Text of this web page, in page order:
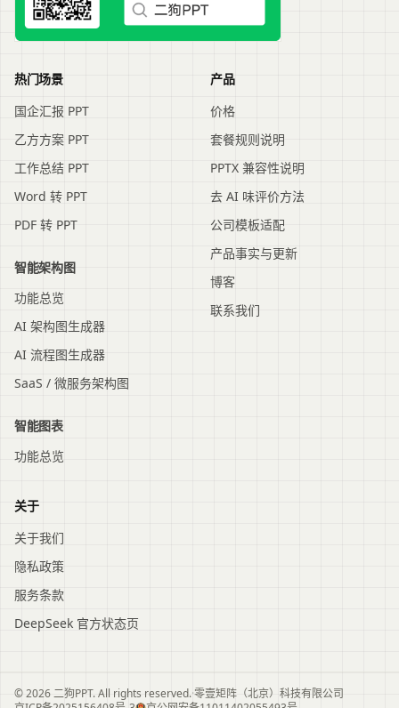
热门场景
国企汇报 PPT
乙方方案 PPT
工作总结 PPT
Word 转 PPT
PDF 转 PPT
智能架构图
功能总览
AI 架构图生成器
AI 流程图生成器
SaaS / 微服务架构图
智能图表
功能总览
产品
价格
套餐规则说明
PPTX 兼容性说明
去 AI 味评价方法
公司模板适配
产品事实与更新
博客
联系我们
关于
关于我们
隐私政策
服务条款
DeepSeek 官方状态页
© 2026 二狗PPT. All rights reserved.·零壹矩阵（北京）科技有限公司